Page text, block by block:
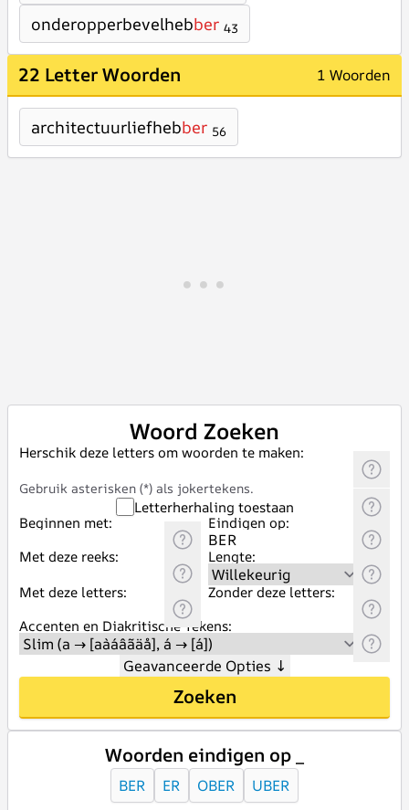
onderopperbevelhebber 43
22 Letter Woorden 1 Woorden
architectuurliefhebber 56
Woord Zoeken
Herschik deze letters om woorden te maken:
Gebruik asterisken (*) als jokertekens.
Letterherhaling toestaan
Beginnen met:
Eindigen op:
Met deze reeks:
Lengte:
Met deze letters:
Zonder deze letters:
Accenten en Diakritische Tekens:
Geavanceerde Opties ↓
Zoeken
Woorden eindigen op _
BER ER OBER UBER